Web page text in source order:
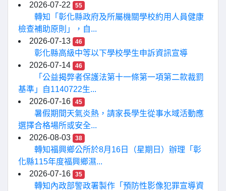
2026-07-22
55
轉知「彰化縣政府及所屬機關學校約用人員健康
檢查補助原則」，自...
2026-07-13
46
彰化縣高級中等以下學校學生申訴資訊宣導
2026-07-14
46
「公益揭弊者保護法第十一條第一項第二款裁罰
基準」自1140722生...
2026-07-16
45
暑假期間天氣炎熱，請家長學生從事水域活動應
選擇合格場所或安全...
2026-08-03
38
轉知福興鄉公所於8月16日（星期日）辦理「彰
化縣115年度福興鄉濕...
2026-07-16
35
轉知內政部警政署製作「預防性影像犯罪宣導資